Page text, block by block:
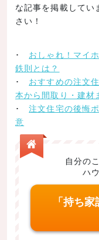
JAHBnet
無垢Style
アーキッシュ
まとめ
な記事を掲載してい
さい！
･ おしゃれ！マイ
鉄則とは？
･ おすすめの注文
本から間取り・建材
･注文住宅の後悔
意
自分の
ハ
「持ち